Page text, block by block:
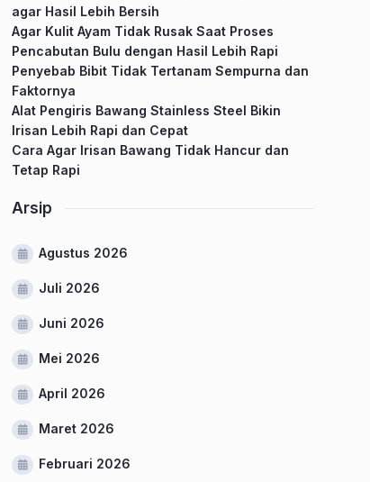
agar Hasil Lebih Bersih
Agar Kulit Ayam Tidak Rusak Saat Proses
Pencabutan Bulu dengan Hasil Lebih Rapi
Penyebab Bibit Tidak Tertanam Sempurna dan
Faktornya
Alat Pengiris Bawang Stainless Steel Bikin
Irisan Lebih Rapi dan Cepat
Cara Agar Irisan Bawang Tidak Hancur dan
Tetap Rapi
Arsip
Agustus 2026
Juli 2026
Juni 2026
Mei 2026
April 2026
Maret 2026
Februari 2026